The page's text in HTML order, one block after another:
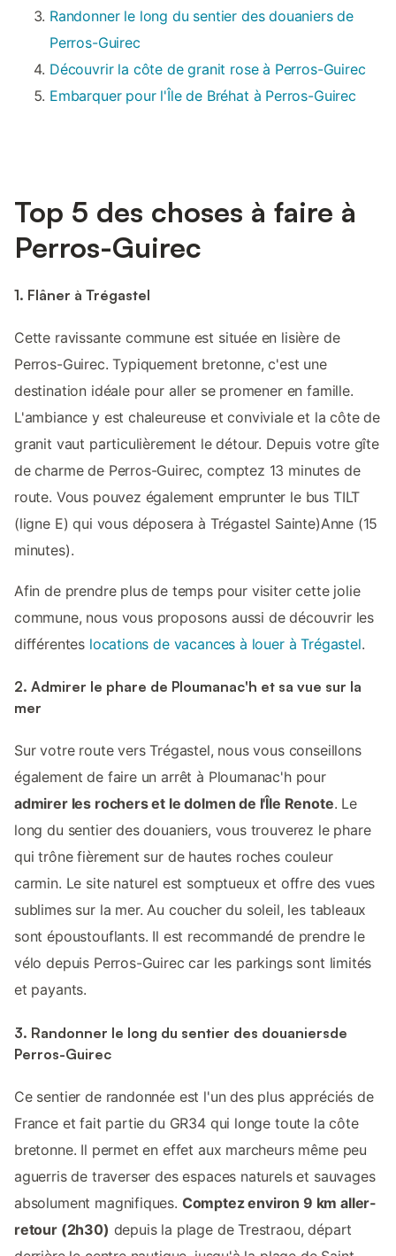
Randonner le long du sentier des douaniers de
Perros-Guirec
Découvrir la côte de granit rose à Perros-Guirec
Embarquer pour l'Île de Bréhat à Perros-Guirec
Top 5 des choses à faire à
Perros-Guirec
1. Flâner à Trégastel
Cette ravissante commune est située en lisière de
Perros-Guirec. Typiquement bretonne, c'est une
destination idéale pour aller se promener en famille.
L'ambiance y est chaleureuse et conviviale et la côte de
granit vaut particulièrement le détour. Depuis votre gîte
de charme de Perros-Guirec, comptez 13 minutes de
route. Vous pouvez également emprunter le bus TILT
(ligne E) qui vous déposera à Trégastel Sainte)Anne (15
minutes).
Afin de prendre plus de temps pour visiter cette jolie
commune, nous vous proposons aussi de découvrir les
différentes locations de vacances à louer à Trégastel.
2. Admirer le phare de Ploumanac'h et sa vue sur la
mer
Sur votre route vers Trégastel, nous vous conseillons
également de faire un arrêt à Ploumanac'h pour
admirer les rochers et le dolmen de l'Île Renote. Le
long du sentier des douaniers, vous trouverez le phare
qui trône fièrement sur de hautes roches couleur
carmin. Le site naturel est somptueux et offre des vues
sublimes sur la mer. Au coucher du soleil, les tableaux
sont époustouflants. Il est recommandé de prendre le
vélo depuis Perros-Guirec car les parkings sont limités
et payants.
3. Randonner le long du sentier des douaniersde
Perros-Guirec
Ce sentier de randonnée est l'un des plus appréciés de
France et fait partie du GR34 qui longe toute la côte
bretonne. Il permet en effet aux marcheurs même peu
aguerris de traverser des espaces naturels et sauvages
absolument magnifiques. Comptez environ 9 km aller-
retour (2h30) depuis la plage de Trestraou, départ